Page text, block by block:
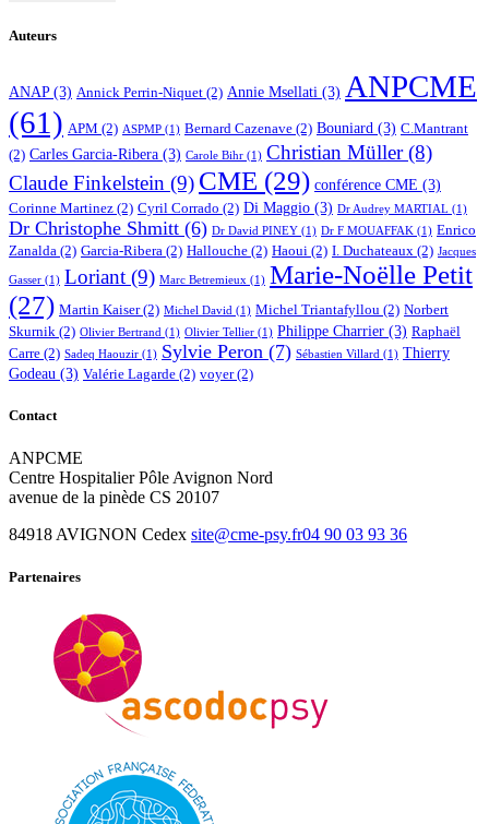
Auteurs
ANAP(3) Annick Perrin-Niquet (2) Annie Msellati (3) ANPCME
(61) APM (2) ASPMP (1) Bernard Cazenave (2) Bouniard (3) C.Mantrant
(2) Carles Garcia-Ribera (3) Carole Bihr (1) Christian Müller(8)
Claude Finkelstein (9) CME (29) conférence CME (3)
Corinne Martinez (2) Cyril Corrado (2) Di Maggio (3) Dr Audrey MARTIAL (1)
Dr Christophe Shmitt (6) Dr David PINEY (1) Dr F MOUAFFAK (1) Enrico
Zanalda (2) Garcia-Ribera (2) Hallouche (2) Haoui (2) I. Duchateaux (2) Jacques
Gasser (1) Loriant (9) Marc Betremieux (1) Marie-Noëlle Petit
(27) Martin Kaiser(2) Michel David (1) Michel Triantafyllou (2) Norbert
Skurnik (2) Olivier Bertrand (1) Olivier Tellier (1) Philippe Charrier (3) Raphaël
Carre (2) Sadeq Haouzir (1) Sylvie Peron (7) Sébastien Villard (1) Thierry
Godeau (3) Valérie Lagarde (2) voyer(2)
Contact
ANPCME
Centre Hospitalier Pôle Avignon Nord
avenue de la pinède CS 20107
84918 AVIGNON Cedex site@cme-psy.fr04 90 03 93 36
Partenaires